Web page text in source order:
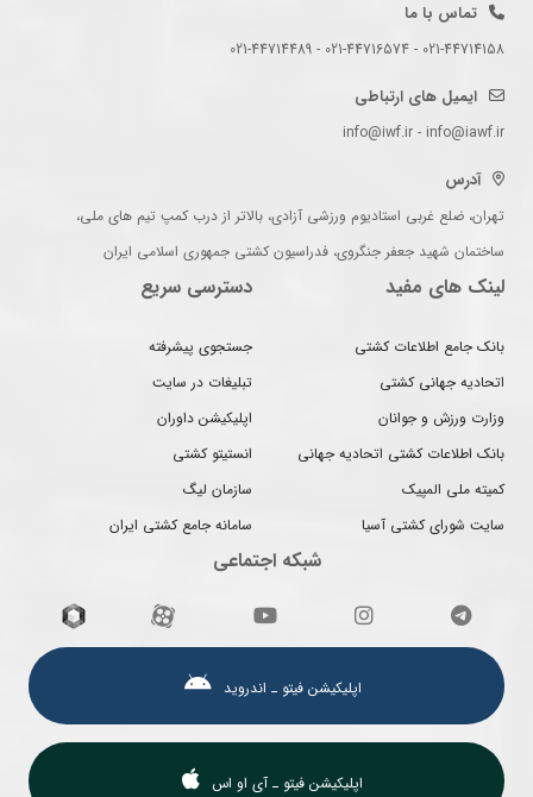
تماس با ما
021-44714158 - 021-44716574 - 021-44714489
ایمیل های ارتباطی
info@iwf.ir - info@iawf.ir
آدرس
تهران، ضلع غربی استادیوم ورزشی آزادی، بالاتر از درب کمپ تیم های ملی،
ساختمان شهید جعفر جنگروی، فدراسیون کشتی جمهوری اسلامی ایران
لینک های مفید
بانک جامع اطلاعات کشتی
اتحادیه جهانی کشتی
وزارت ورزش و جوانان
بانک اطلاعات کشتی اتحادیه جهانی
کمیته ملی المپیک
سایت شورای کشتی آسیا
دسترسی سریع
جستجوی پیشرفته
تبلیغات در سایت
اپلیکیشن داوران
انستیتو کشتی
سازمان لیگ
سامانه جامع کشتی ایران
شبکه اجتماعی
اپلیکیشن فیتو ـ اندروید
اپلیکیشن فیتو ـ آی او اس